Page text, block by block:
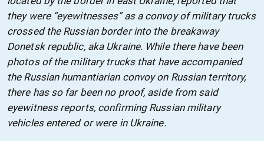
they were “eyewitnesses” as a convoy of military trucks
crossed the Russian border into the breakaway
Donetsk republic, aka Ukraine. While there have been
photos of the military trucks that have accompanied
the Russian humantiarian convoy on Russian territory,
there has so far been no proof, aside from said
eyewitness reports, confirming Russian military
vehicles entered or were in Ukraine.